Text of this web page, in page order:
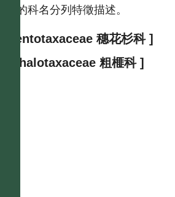
使用的科名分列特徵描述。
穗花杉科 ]
粗榧科 ]